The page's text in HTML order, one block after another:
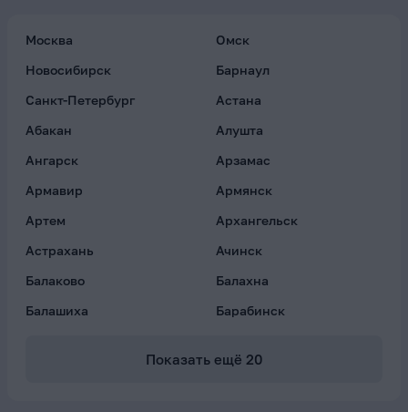
Москва
Омск
Новосибирск
Барнаул
Санкт-Петербург
Астана
Абакан
Алушта
Ангарск
Арзамас
Армавир
Армянск
Артем
Архангельск
Астрахань
Ачинск
Балаково
Балахна
Балашиха
Барабинск
Показать ещё 20